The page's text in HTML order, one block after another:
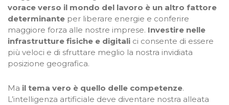
vorace verso il mondo del lavoro è un altro fattore
determinante per liberare energie e conferire
maggiore forza alle nostre imprese. Investire nelle
infrastrutture fisiche e digitali ci consente di essere
più veloci e di sfruttare meglio la nostra invidiata
posizione geografica.
Ma il tema vero è quello delle competenze.
L’intelligenza artificiale deve diventare nostra alleata